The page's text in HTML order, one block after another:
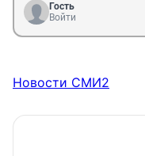
Гость
Войти
Новости СМИ2